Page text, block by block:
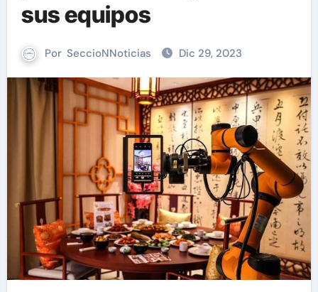
sus equipos
Por SeccioNNoticias Dic 29, 2023